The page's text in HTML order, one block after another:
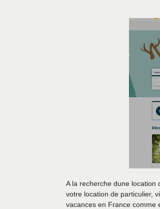
A la recherche dune
votre location de particulier,
vacances en France comme